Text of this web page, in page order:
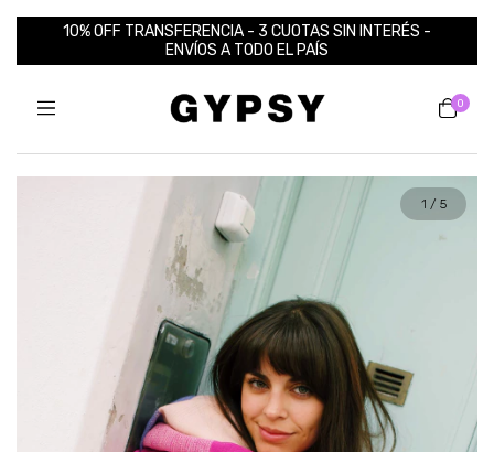
10% OFF TRANSFERENCIA - 3 CUOTAS SIN INTERÉS -
ENVÍOS A TODO EL PAÍS
0
1 / 5